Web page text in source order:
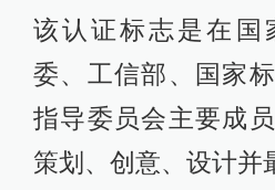
该认证标志是在国
委、工信部、国家
指导委员会主要成
策划、创意、设计并